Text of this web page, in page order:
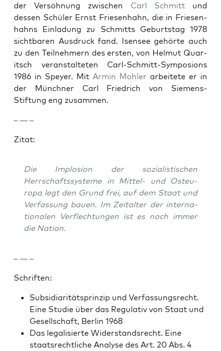
der Ver­söh­nung zwis­chen Carl Schmittund
dessen Schüler Ernst Friesen­hahn, die in Friesen­
hahns Ein­ladung zu Schmitts Geburt­stag 1978
sicht­baren Aus­druck fand. Isensee gehörte auch
zu den Teil­nehmern des ersten, von Hel­mut Quar­
itsch ver­anstal­teten Carl-Schmitt-Sym­po­sions
1986 in Spey­er. Mit Armin Mohler arbeit­ete er in
der Münch­n­er Carl Friedrich von Siemens-
Stiftung eng zusam­men.
– — –
Zitat:
Die Implo­sion der sozial­is­tis­chen
Herrschaftssys­teme in Mit­tel- und Osteu­
ropa legt den Grund frei, auf dem Staat und
Ver­fas­sung bauen. Im Zeital­ter der inter­na­
tionalen Ver­flech­tun­gen ist es noch immer
die Nation.
– — –
Schriften:
Sub­sidiar­ität­sprinzip und Ver­fas­sungsrecht.
Eine Studie über das Reg­u­la­tiv von Staat und
Gesellschaft, Berlin 1968
Das legal­isierte Wider­stand­srecht. Eine
staat­srechtliche Analyse des Art. 20 Abs. 4